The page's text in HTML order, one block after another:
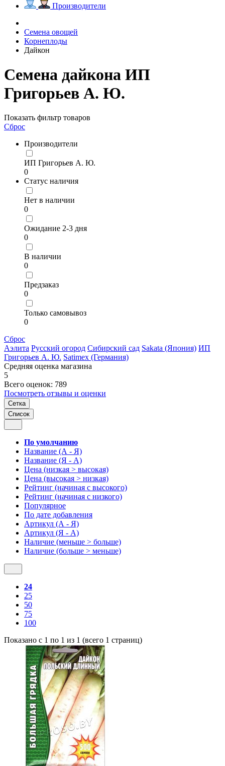
Производители
Семена овощей
Корнеплоды
Дайкон
Семена дайкона ИП
Григорьев А. Ю.
Показать фильтр товаров
Сброс
Производители
ИП Григорьев А. Ю.
0
Статус наличия
Нет в наличии
0
Ожидание 2-3 дня
0
В наличии
0
Предзаказ
0
Только самовывоз
0
Сброс
Аэлита Русский огород Сибирский сад Sakata (Япония) ИП
Григорьев А. Ю. Satimex (Германия)
Средняя оценка магазина
5
Всего оценок: 789
Посмотреть отзывы и оценки
Сетка
Список
По умолчанию
Название (А - Я)
Название (Я - А)
Цена (низкая > высокая)
Цена (высокая > низкая)
Рейтинг (начиная с высокого)
Рейтинг (начиная с низкого)
Популярное
По дате добавления
Артикул (А - Я)
Артикул (Я - А)
Наличие (меньше > больше)
Наличие (больше > меньше)
24
25
50
75
100
Показано с 1 по 1 из 1 (всего 1 страниц)